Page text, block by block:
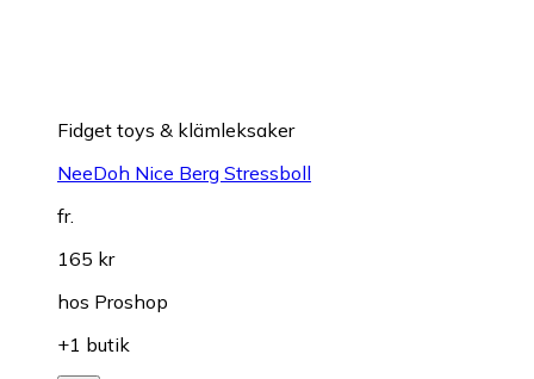
Fidget toys & klämleksaker
NeeDoh Nice Berg Stressboll
fr.
165 kr
hos Proshop
+1 butik